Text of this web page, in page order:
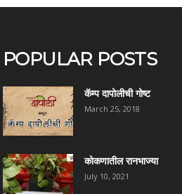
POPULAR POSTS
कॅम्प दापोलीची गोष्ट
March 25, 2018
कोकणातील रानभाज्या
July 10, 2021